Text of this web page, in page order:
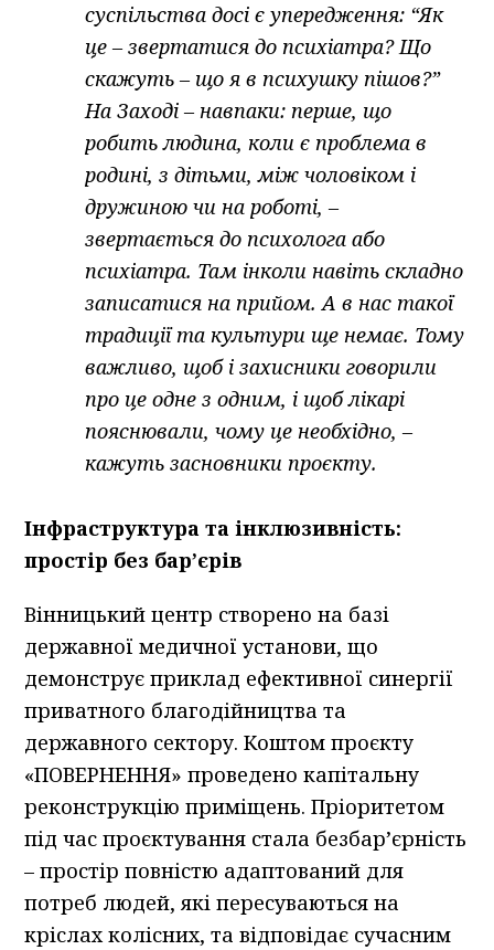
суспільства досі є упередження: “Як
це – звертатися до психіатра? Що
скажуть – що я в психушку пішов?”
На Заході – навпаки: перше, що
робить людина, коли є проблема в
родині, з дітьми, між чоловіком і
дружиною чи на роботі, –
звертається до психолога або
психіатра. Там інколи навіть складно
записатися на прийом. А в нас такої
традиції та культури ще немає. Тому
важливо, щоб і захисники говорили
про це одне з одним, і щоб лікарі
пояснювали, чому це необхідно, –
кажуть засновники проєкту.
Інфраструктура та інклюзивність:
простір без бар’єрів
Вінницький центр створено на базі
державної медичної установи, що
демонструє приклад ефективної синергії
приватного благодійництва та
державного сектору. Коштом проєкту
«ПОВЕРНЕННЯ» проведено капітальну
реконструкцію приміщень. Пріоритетом
під час проєктування стала безбар’єрність
– простір повністю адаптований для
потреб людей, які пересуваються на
кріслах колісних, та відповідає сучасним